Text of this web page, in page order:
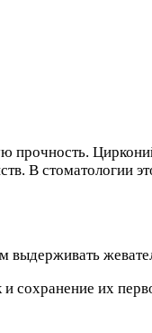
прочность.
В стоматологии
выдерживать
и сохранение их